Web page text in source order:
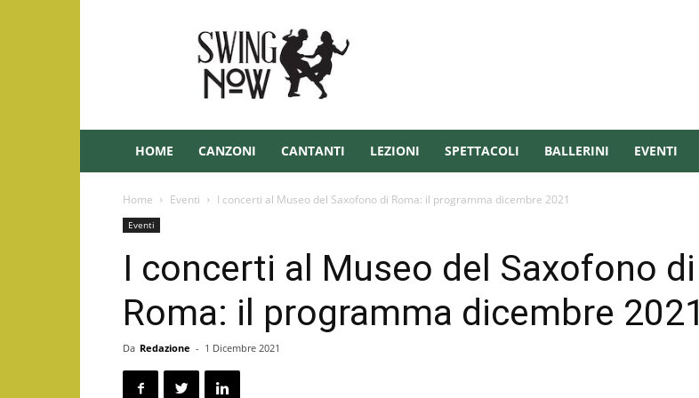
Swing
Swingnow.it
HOME CANZONI CANTANTI LEZIONI SPETTACOLI BALLERINI EVENTI
Home Eventi I concerti al Museo del Saxofono di Roma: il programma dicembre 2021
Eventi
I concerti al Museo del Saxofono di
Roma: il programma dicembre 2021
Da Redazione - 1 Dicembre 2021